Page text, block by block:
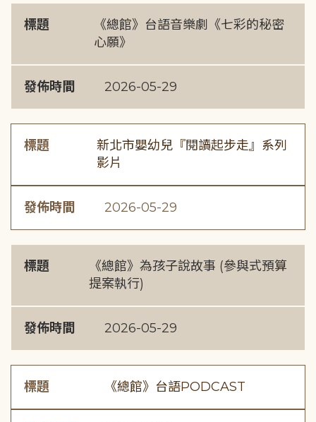
標題
《總館》台語音樂劇《七彩的秘密
心願》
發佈時間 2026-05-29
標題
新北市嬰幼兒『閱讀起步走』系列
影片
發佈時間 2026-05-29
標題
《總館》為孩子說故事 (參與式預算
提案執行)
發佈時間 2026-05-29
標題 《總館》台語PODCAST